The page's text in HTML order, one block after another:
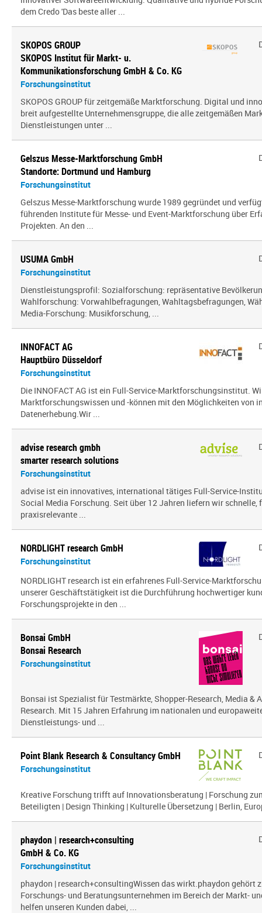
dem Credo 'Das beste aller ...
SKOPOS GROUP
SKOPOS Institut für Markt- u.
Kommunikationsforschung GmbH & Co. KG
Forschungsinstitut
SKOPOS GROUP für zeitgemäße Marktforschung. Digital und
breit aufgestellte Unternehmensgruppe, die alle zeitgemäßen
Dienstleistungen unter ...
Gelszus Messe-Marktforschung GmbH
Standorte: Dortmund und Hamburg
Forschungsinstitut
Gelszus Messe-Marktforschung wurde 1989 gegründet und
führenden Institute für Messe- und Event-Marktforschung über
Projekten. An den ...
USUMA GmbH
Forschungsinstitut
Dienstleistungsprofil: Sozialforschung: repräsentative
Wahlforschung: Vorwahlbefragungen, Wahltagsbefragungen,
Media-Forschung: Musikforschung, ...
INNOFACT AG
Hauptbüro Düsseldorf
Forschungsinstitut
Die INNOFACT AG ist ein Full-Service-Marktforschungsinstitut.
Marktforschungswissen und -können mit den Möglichkeiten von
Datenerhebung.Wir ...
advise research gmbh
smarter research solutions
Forschungsinstitut
advise ist ein innovatives, international tätiges Full-Service-
Social Media Forschung. Seit über 12 Jahren liefern wir schnelle,
praxisrelevante ...
NORDLIGHT research GmbH
Forschungsinstitut
NORDLIGHT research ist ein erfahrenes Full-Service-
unserer Geschäftstätigkeit ist die Durchführung hochwertiger
Forschungsprojekte in den ...
Bonsai GmbH
Bonsai Research
Forschungsinstitut
Bonsai ist Spezialist für Testmärkte, Shopper-Research, Media &
Research. Mit 15 Jahren Erfahrung im nationalen und
Dienstleistungs- und ...
Point Blank Research & Consultancy GmbH
Forschungsinstitut
Kreative Forschung trifft auf Innovationsberatung | Forschung
Beteiligten | Design Thinking | Kulturelle Übersetzung | Berlin,
phaydon | research+consulting
GmbH & Co. KG
Forschungsinstitut
phaydon | research+consultingWissen das wirkt.phaydon gehört
Forschungs- und Beratungsunternehmen im Bereich der Markt-
helfen unseren Kunden dabei, ...